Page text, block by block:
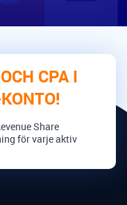
CPA I
Share
för varje aktiv